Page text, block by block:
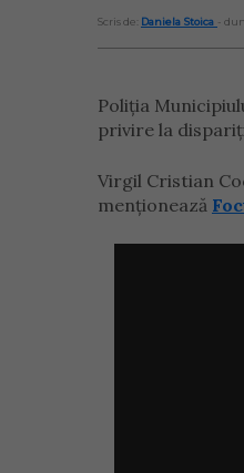
Scris de: Daniela Stoica -
Poliția
privire la
Virgil Cristian
menționează